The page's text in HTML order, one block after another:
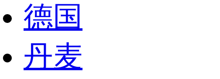
德国
丹麦